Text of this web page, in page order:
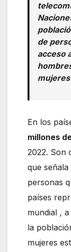
de
acceso
En los
millones
2022. Son
que
personas
países
mundial ,
la
mujeres